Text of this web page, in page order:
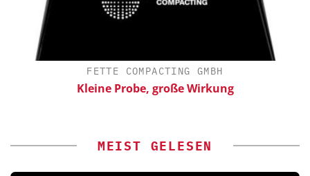
FETTE COMPACTING GMBH
Kleine Probe, große Wirkung
MEIST GELESEN